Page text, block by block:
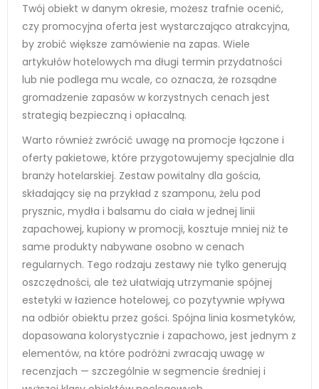
Twój obiekt w danym okresie, możesz trafnie ocenić,
czy promocyjna oferta jest wystarczająco atrakcyjna,
by zrobić większe zamówienie na zapas. Wiele
artykułów hotelowych ma długi termin przydatności
lub nie podlega mu wcale, co oznacza, że rozsądne
gromadzenie zapasów w korzystnych cenach jest
strategią bezpieczną i opłacalną.
Warto również zwrócić uwagę na promocje łączone i
oferty pakietowe, które przygotowujemy specjalnie dla
branży hotelarskiej. Zestaw powitalny dla gościa,
składający się na przykład z szamponu, żelu pod
prysznic, mydła i balsamu do ciała w jednej linii
zapachowej, kupiony w promocji, kosztuje mniej niż te
same produkty nabywane osobno w cenach
regularnych. Tego rodzaju zestawy nie tylko generują
oszczędności, ale też ułatwiają utrzymanie spójnej
estetyki w łazience hotelowej, co pozytywnie wpływa
na odbiór obiektu przez gości. Spójna linia kosmetyków,
dopasowana kolorystycznie i zapachowo, jest jednym z
elementów, na które podróżni zwracają uwagę w
recenzjach — szczególnie w segmencie średniej i